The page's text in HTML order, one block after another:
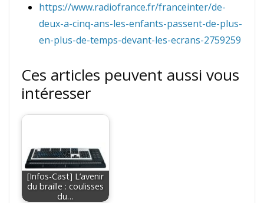
https://www.radiofrance.fr/franceinter/de-
deux-a-cinq-ans-les-enfants-passent-de-plus-
en-plus-de-temps-devant-les-ecrans-2759259
Ces articles peuvent aussi vous
intéresser
[Infos-Cast] L’avenir
du braille : coulisses
du…